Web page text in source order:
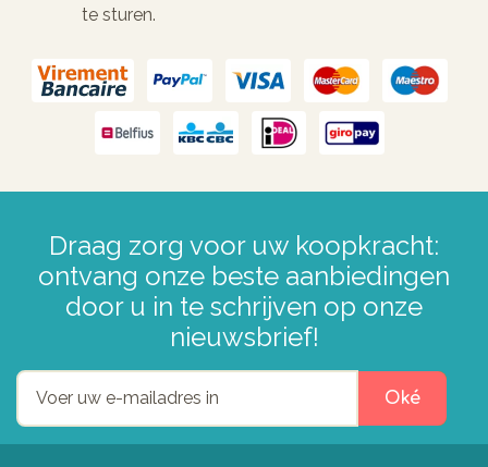
te sturen.
Draag zorg voor uw koopkracht:
ontvang onze beste aanbiedingen
door u in te schrijven op onze
nieuwsbrief!
Oké